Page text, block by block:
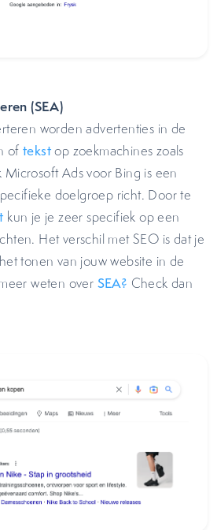
(SEA)
worden advertenties in de
of tekstop zoekmachines zoals
Ads voor Bing is een
doelgroep richt. Door te
kun je je zeer specifiek op een
Het verschil met SEO is dat je
tonen van jouw website in de
weten over SEA? Check dan